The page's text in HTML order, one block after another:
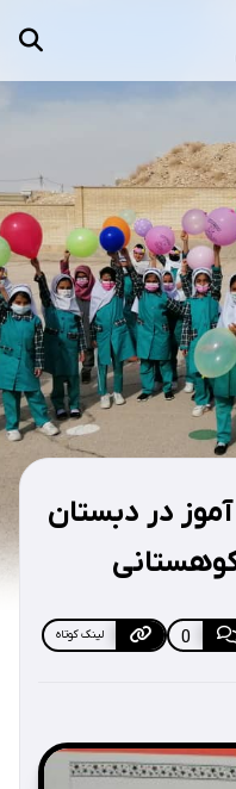
تصاویر
دسته‌بندی‌ها
در دبستان
0 لینک کوتاه